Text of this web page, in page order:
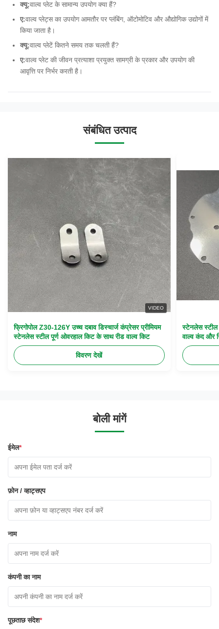
क्यू:वाल्व प्लेट के सामान्य उपयोग क्या हैं?
ए:वाल्व प्लेट्स का उपयोग आमतौर पर प्लंबिंग, ऑटोमोटिव और औद्योगिक उद्योगों में
किया जाता है।
क्यू:वाल्व प्लेटें कितने समय तक चलती हैं?
ए:वाल्व प्लेट की जीवन प्रत्याशा प्रयुक्त सामग्री के प्रकार और उपयोग की
आवृत्ति पर निर्भर करती है।
संबंधित उत्पाद
VIDEO
फ्रिगोपोल Z30-126Y उच्च दबाव डिस्चार्ज कंप्रेसर प्रीमियम
स्टेनलेस स्टील पूर्ण ओवरहाल किट के साथ रीड वाल्व किट
विवरण देखें
स्टेनलेस स्टील
वाल्व कंद और
बोली मांगें
ईमेल*
फ़ोन / व्हाट्सएप
नाम
कंपनी का नाम
पूछताछ संदेश*